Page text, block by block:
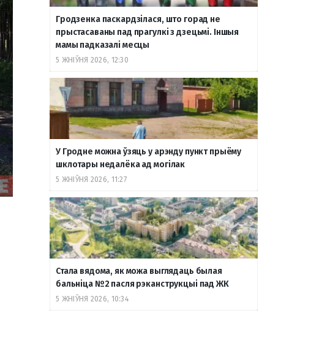
Гродзенка паскардзілася, што горад не
прыстасаваны пад прагулкі з дзецьмі. Іншыя
мамы падказалі месцы
5 ЖНІЎНЯ 2026, 12:30
У Гродне можна ўзяць у арэнду пункт прыёму
шклотары недалёка ад могілак
5 ЖНІЎНЯ 2026, 11:27
Стала вядома, як можа выглядаць былая
бальніца №2 пасля рэканструкцыі пад ЖК
5 ЖНІЎНЯ 2026, 10:34